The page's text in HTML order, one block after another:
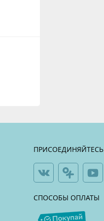
ПРИСОЕДИНЯЙТЕСЬ
СПОСОБЫ ОПЛАТЫ